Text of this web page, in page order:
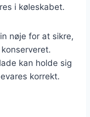
i køleskabet.
nøje for at sikre,
kan holde sig
korrekt.